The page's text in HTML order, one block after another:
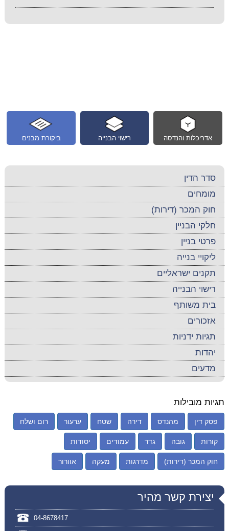
ביקורת מבנים רישוי הבנייה אדריכלות והנדסה
סדר הדין
מומחים
חוק המכר (דירות)
חלקי הבניין
פרטי בניין
ליקויי בנייה
תקנים ישראליים
רישוי הבנייה
בית משותף
אזכורים
תגיות ידניות
יהדות
מדעים
תגיות מובילות
פסק דין מהנדס דירה שטח ערעור רום ושלח
קורות גובה גדר עמודים יסודות
חוק המכר (דירות) מדרגות מעקה אוורור
יצירת קשר מהיר
04-8678417